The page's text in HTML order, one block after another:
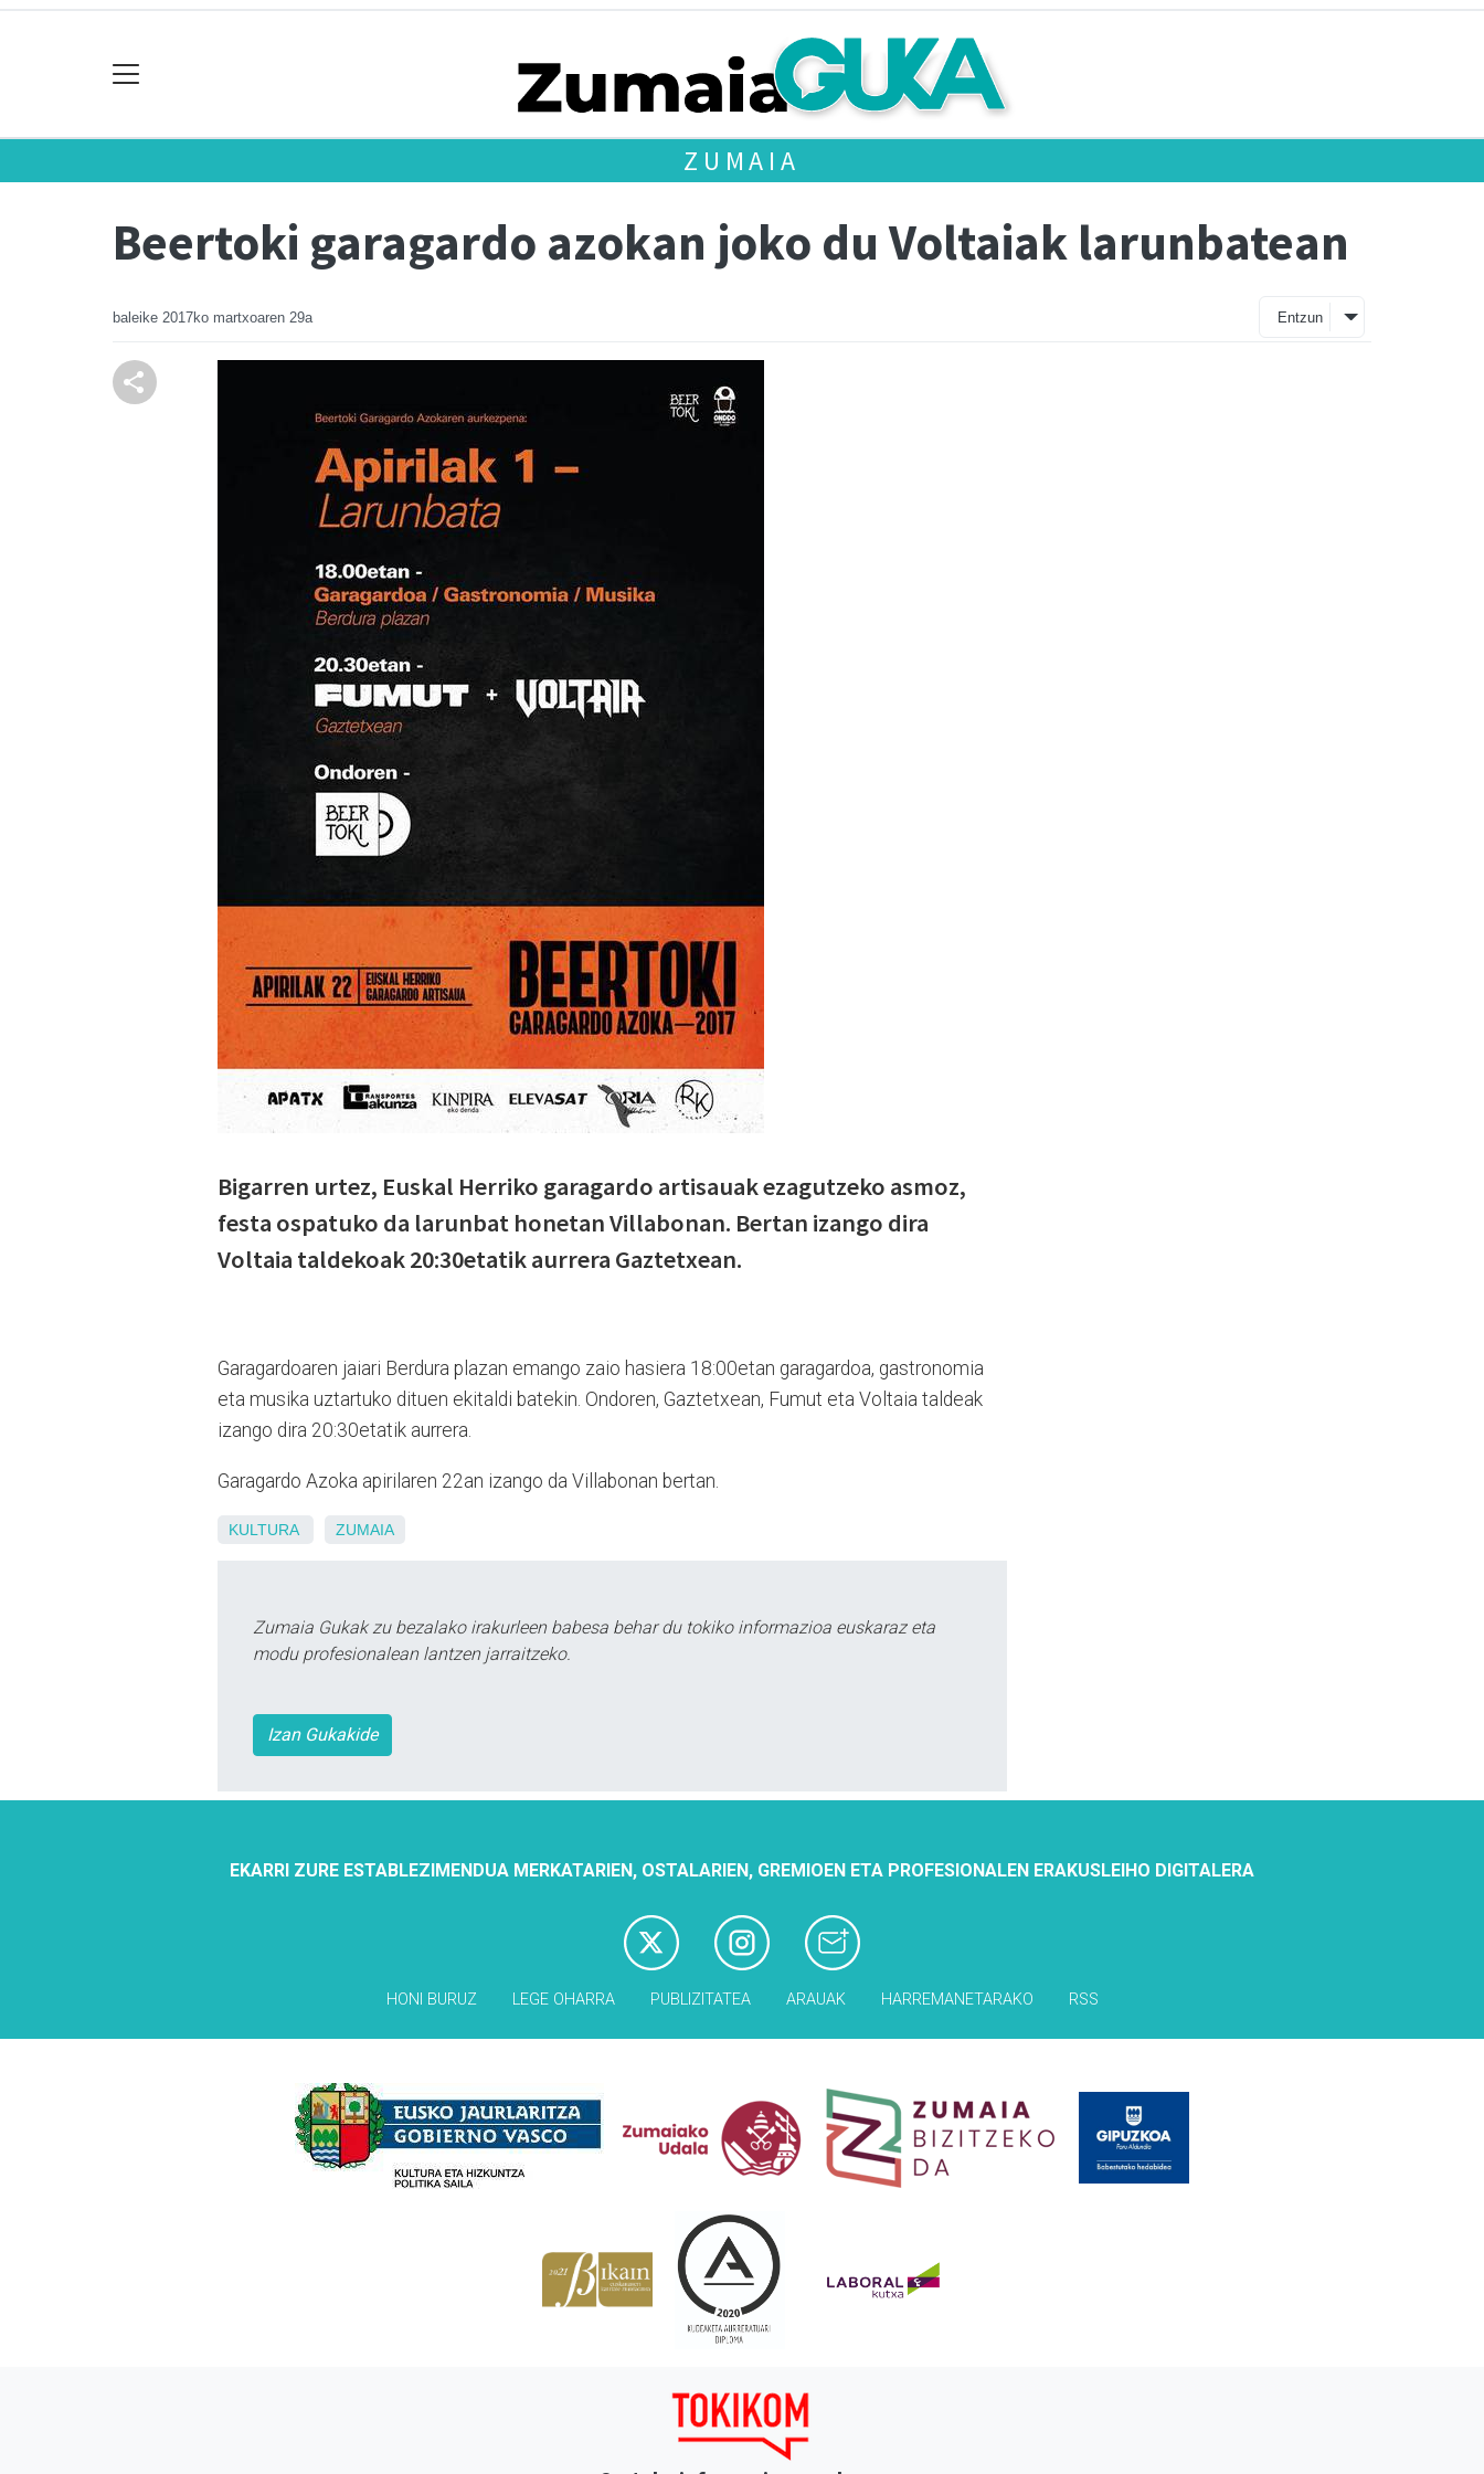
ZUMAIA
Beertoki garagardo azokan joko du Voltaiak larunbatean
baleike 2017ko martxoaren 29a Entzun
Bigarren urtez, Euskal Herriko garagardo artisauak ezagutzeko asmoz,
festa ospatuko da larunbat honetan Villabonan. Bertan izango dira
Voltaia taldekoak 20:30etatik aurrera Gaztetxean.
Garagardoaren jaiari Berdura plazan emango zaio hasiera 18:00etan garagardoa, gastronomia
eta musika uztartuko dituen ekitaldi batekin. Ondoren, Gaztetxean, Fumut eta Voltaia taldeak
izango dira 20:30etatik aurrera.
Garagardo Azoka apirilaren 22an izango da Villabonan bertan.
KULTURA ZUMAIA
Zumaia Gukak zu bezalako irakurleen babesa behar du tokiko informazioa euskaraz eta
modu profesionalean lantzen jarraitzeko.
Izan Gukakide
EKARRI ZURE ESTABLEZIMENDUA MERKATARIEN, OSTALARIEN, GREMIOEN ETA PROFESIONALEN ERAKUSLEIHO DIGITALERA
HONI BURUZ LEGE OHARRA PUBLIZITATEA ARAUAK HARREMANETARAKO RSS